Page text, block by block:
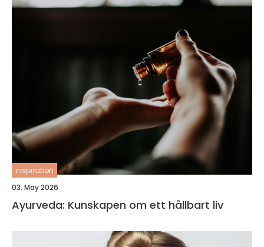
inspiration
03. May 2026
Ayurveda: Kunskapen om ett hållbart liv